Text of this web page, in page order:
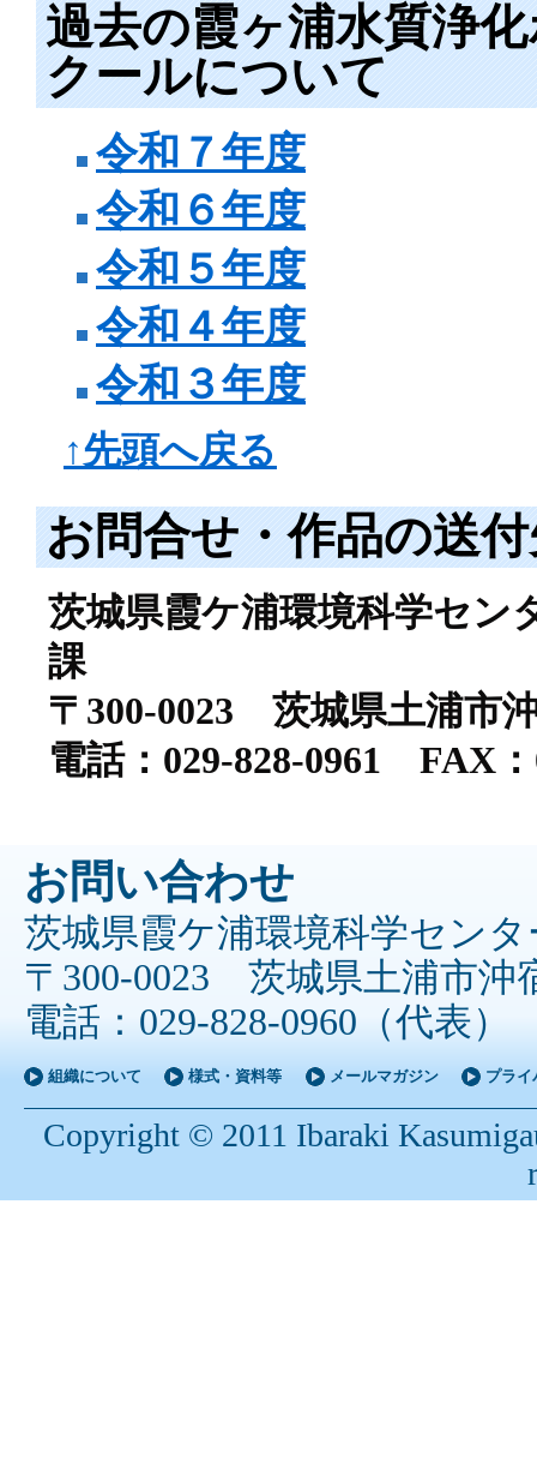
過去の霞ヶ浦水質浄
クールについて
令和７年度
令和６年度
令和５年度
令和４年度
令和３年度
↑先頭へ戻る
お問合せ・作品の送
茨城県霞ケ浦環境科学セ
課
〒300-0023 茨城県土浦市
電話：029-828-0961 FAX：
お問い合わせ
茨城県霞ケ浦環境科学センタ
〒300-0023 茨城県土浦市沖
電話：029-828-0960（代表
組織について 様式・資料等 メールマガジン プライ
Copyright © 2011 Ibaraki